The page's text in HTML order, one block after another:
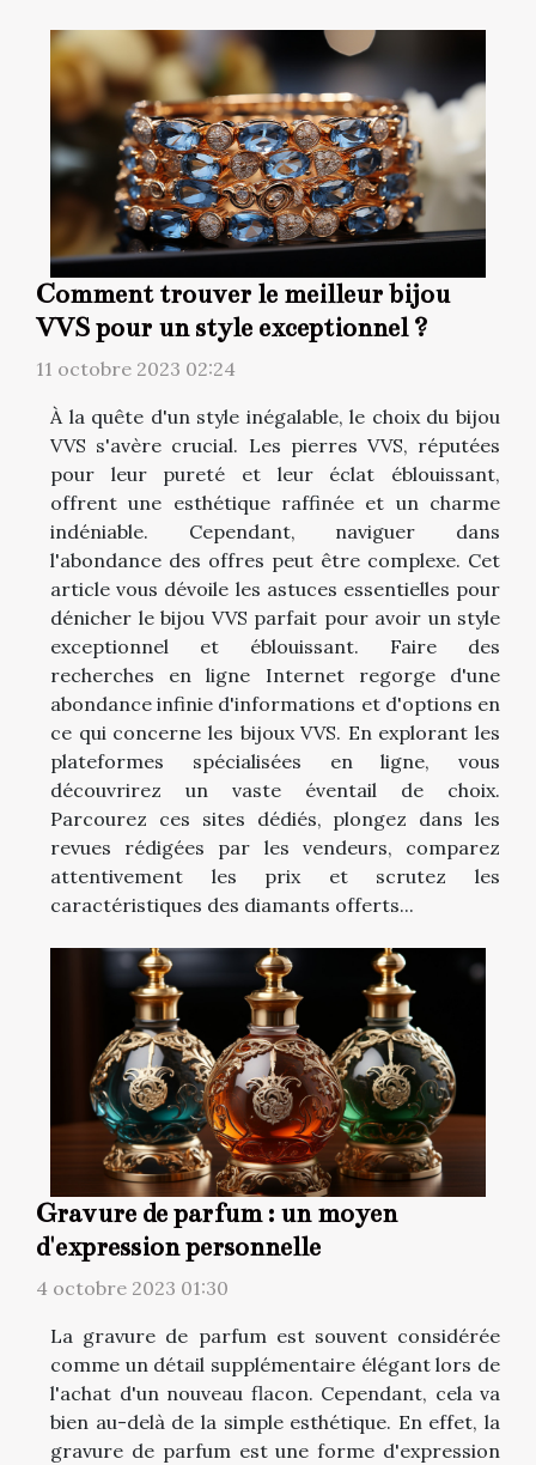
Comment trouver le meilleur bijou
VVS pour un style exceptionnel ?
11 octobre 2023 02:24
À la quête d'un style inégalable, le choix du bijou
VVS s'avère crucial. Les pierres VVS, réputées
pour leur pureté et leur éclat éblouissant,
offrent une esthétique raffinée et un charme
indéniable. Cependant, naviguer dans
l'abondance des offres peut être complexe. Cet
article vous dévoile les astuces essentielles pour
dénicher le bijou VVS parfait pour avoir un style
exceptionnel et éblouissant. Faire des
recherches en ligne Internet regorge d'une
abondance infinie d'informations et d'options en
ce qui concerne les bijoux VVS. En explorant les
plateformes spécialisées en ligne, vous
découvrirez un vaste éventail de choix.
Parcourez ces sites dédiés, plongez dans les
revues rédigées par les vendeurs, comparez
attentivement les prix et scrutez les
caractéristiques des diamants offerts...
Gravure de parfum : un moyen
d'expression personnelle
4 octobre 2023 01:30
La gravure de parfum est souvent considérée
comme un détail supplémentaire élégant lors de
l'achat d'un nouveau flacon. Cependant, cela va
bien au-delà de la simple esthétique. En effet, la
gravure de parfum est une forme d'expression